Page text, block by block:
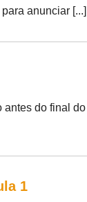
anunciar [...]
antes do final do
1